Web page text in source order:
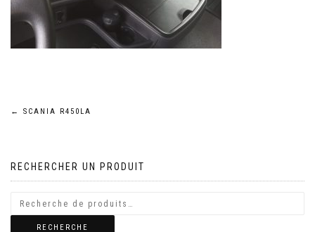
Navigation
l’article
← SCANIA R450LA
RECHERCHER UN PRODUIT
RECHERCHE